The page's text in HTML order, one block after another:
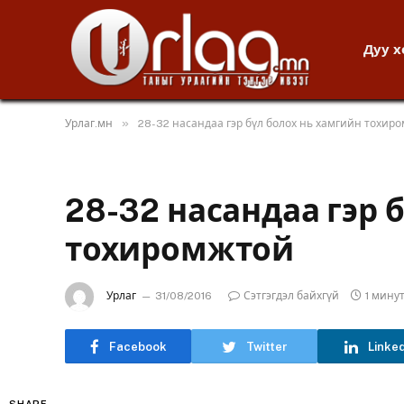
Дуу
Урлаг.мн » 28-32 насандаа гэр бүл болох нь хамгийн
28-32 насандаа гэр
тохиромжтой
Урлаг 31/08/2016 Сэтгэгдэл байхгүй 1
Facebook Twitter